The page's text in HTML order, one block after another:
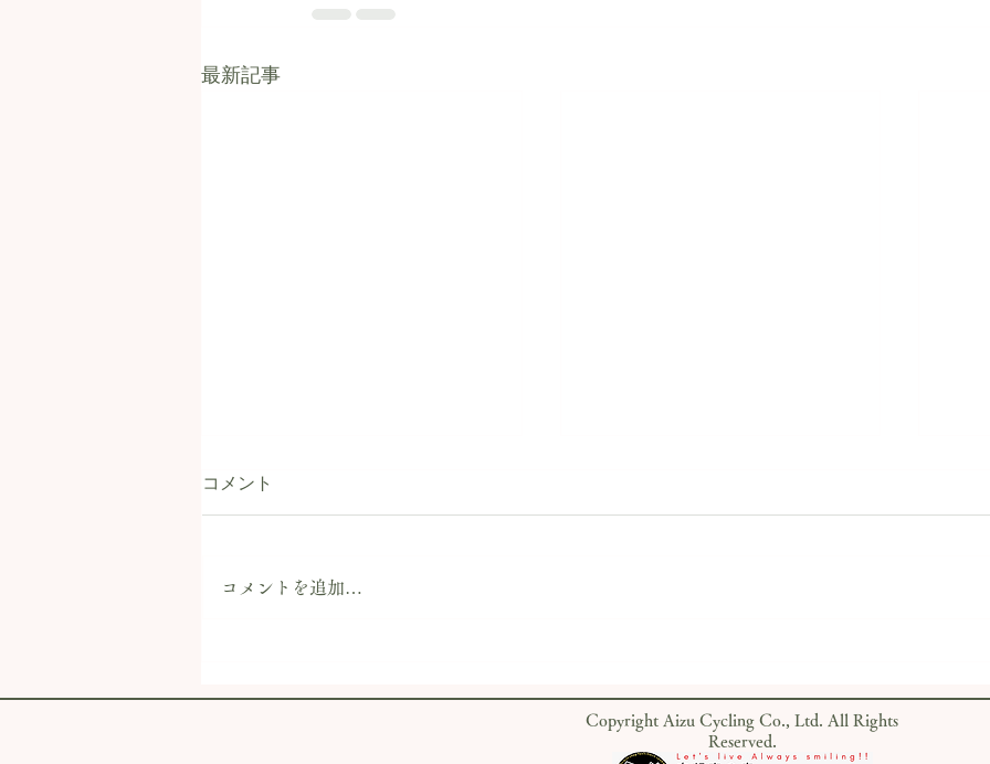
最新記事
ブログお休みのお知らせ。
こんにちは。 本日は、こちらの
会津」にてお知らせすることにな
れ会津：自転車の店 ヨシハラ商
クリングの休憩にぜひ
で
コメント
コメントを追加…
Copyright Aizu Cycling Co., Ltd. All Rights
Reserved.